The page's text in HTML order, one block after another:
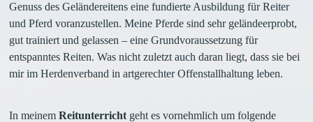
Genuss des Geländereitens eine fundierte Ausbildung für Reiter
und Pferd voranzustellen. Meine Pferde sind sehr geländeerprobt,
gut trainiert und gelassen – eine Grundvoraussetzung für
entspanntes Reiten. Was nicht zuletzt auch daran liegt, dass sie bei
mir im Herdenverband in artgerechter Offenstallhaltung leben.
In meinem Reitunterricht geht es vornehmlich um folgende